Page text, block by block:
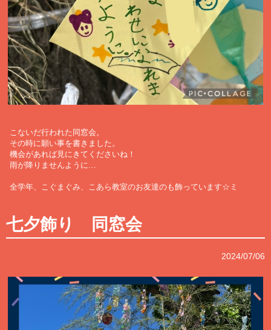
こないだ行われた同窓会。
その時に願い事を書きました。
機会があれば見にきてくださいね！
雨が降りませんように…
全学年、こぐまぐみ、こあら教室のお友達のも飾っています☆ミ
七夕飾り 同窓会
2024/07/06